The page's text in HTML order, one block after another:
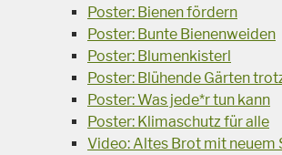
Poster: Bienen fördern
Poster: Bunte Bienenweiden
Poster: Blumenkisterl
Poster: Blühende Gärten
Poster: Was jede*r tun kann
Poster: Klimaschutz für alle
Video: Altes Brot mit neuem